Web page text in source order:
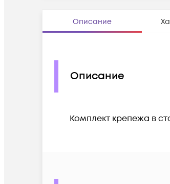
Описание
Описание
Комплект крепежа в